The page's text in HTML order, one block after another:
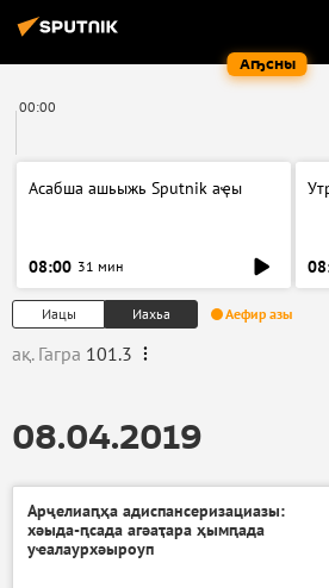
Аҧсны
00:00
Асабша ашьыжь Sputnik аҿы
08:00 31 мин
Иацы Иахьа Аефир азы
ақ. Гагра 101.3
08.04.2019
Арҷелиаԥҳа адиспансеризациазы:
хәыда-ԥсада агәаҭара ҳымԥада
уҽалаурхәыроуп